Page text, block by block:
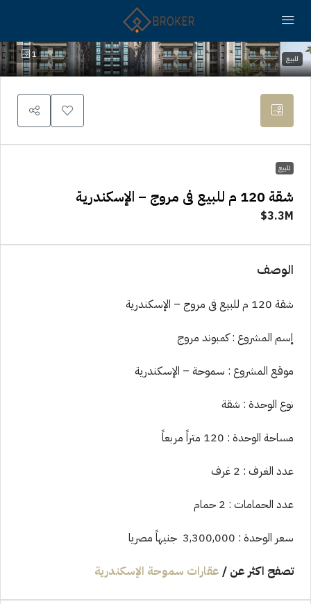
1 للبيع
للبيع
شقة 120 م للبيع فى مروج – الإسكندرية
3.3M$
الوصف
شقة 120 م للبيع فى مروج – الإسكندرية
إسم المشروع : كمبوند مروج
موقع المشروع : سموحة – الإسكندرية
نوع الوحدة : شقة
مساحة الوحدة : 120 متراً مربعاً
عدد الغرف : 2 غرف
عدد الحمامات : 2 حمام
سعر الوحدة : 3,300,000 جنيهاً مصريا
تصفح اكثر عن / عقارات سموحة الإسكندرية